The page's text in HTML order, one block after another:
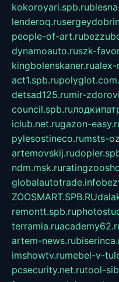
kokoroyari.spb.ru
lenderoq.ru
people-of-art.ru
dynamoauto.ruszk-
kingbolenskaner.rualex-
act1.spb.ru
detsad125.rumir-
council.spb.ru
iclub.net.rugazon-
pylesostineco.rumsts-
artemovskij.ru
ndm.msk.ru
globalautotrade.info
ZOOSMART.SPB.RU
remontt.spb.ru
terramia.ru
artem-news.ru
imshowtv.rumebel-v-
pcsecurity.net.rutool-